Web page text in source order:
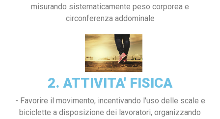
misurando sistematicamente peso corporea e
circonferenza addominale
2. ATTIVITA' FISICA
- Favorire il movimento, incentivando l'uso delle scale e
biciclette a disposizione dei lavoratori, organizzando